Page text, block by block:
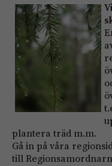
plantera träd m.m.
Gå in på våra
till